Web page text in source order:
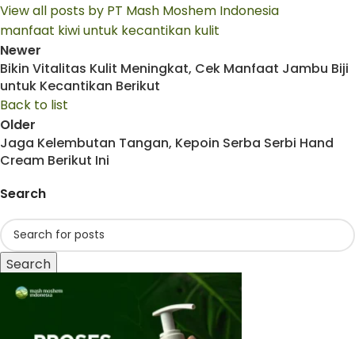
View all posts by PT Mash Moshem Indonesia
manfaat kiwi untuk kecantikan kulit
Newer
Bikin Vitalitas Kulit Meningkat, Cek Manfaat Jambu Biji
untuk Kecantikan Berikut
Back to list
Older
Jaga Kelembutan Tangan, Kepoin Serba Serbi Hand
Cream Berikut Ini
Search
Search